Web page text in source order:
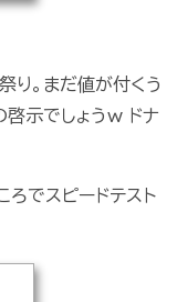
り。まだ値が付くう
示でしょうw ドナ
でスピードテスト